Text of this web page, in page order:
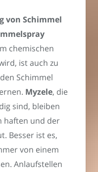
von Schimmel
chemischen
ist auch zu
Schimmel
Myzele, die
sind, bleiben
haften und der
Besser ist es,
von einem
Anlaufstellen